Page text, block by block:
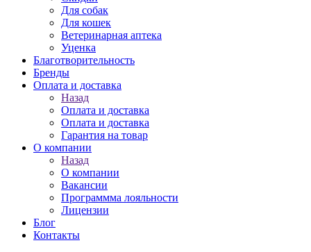
Для собак
Для кошек
Ветеринарная аптека
Уценка
Благотворительность
Бренды
Оплата и доставка
Назад
Оплата и доставка
Оплата и доставка
Гарантия на товар
О компании
Назад
О компании
Вакансии
Программма лояльности
Лицензии
Блог
Контакты